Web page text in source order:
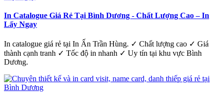
In Catalogue Giá Rẻ Tại Bình Dương - Chất Lượng Cao – In
Lấy Ngay
In catalogue giá rẻ tại In Ấn Trần Hùng. ✓ Chất lượng cao ✓ Giá
thành cạnh tranh ✓ Tốc độ in nhanh ✓ Uy tín tại khu vực Bình
Dương.